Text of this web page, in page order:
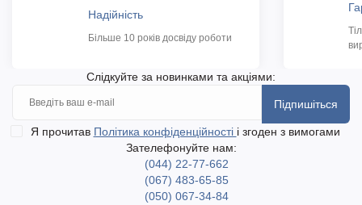
Надійність
Більше 10 років досвіду роботи
Слідкуйте за новинками та акціями:
Підпишіться
Я прочитав Політика конфіденційності і згоден з вимогами
Зателефонуйте нам:
(044) 22-77-662
(067) 483-65-85
(050) 067-34-84